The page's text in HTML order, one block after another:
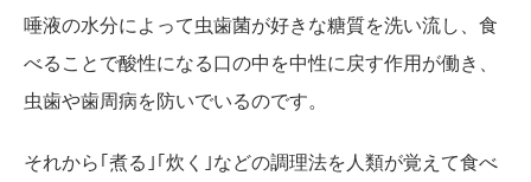
唾液の水分によって虫歯菌が好きな糖質を洗い流し、食
べることで酸性になる口の中を中性に戻す作用が働き、
虫歯や歯周病を防いでいるのです。
それから｢煮る｣｢炊く｣などの調理法を人類が覚えて食べ